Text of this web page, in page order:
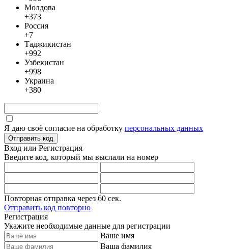
Молдова
+373
Россия
+7
Таджикистан
+992
Узбекистан
+998
Украина
+380
Я даю своё согласие на обработку персональных данных
Отправить код
Вход или Регистрация
Введите код, который мы выслали на номер
Повторная отправка через 60 сек.
Отправить код повторно
Регистрация
Укажите необходимые данные для регистрации
Ваше имя
Ваша фамилия